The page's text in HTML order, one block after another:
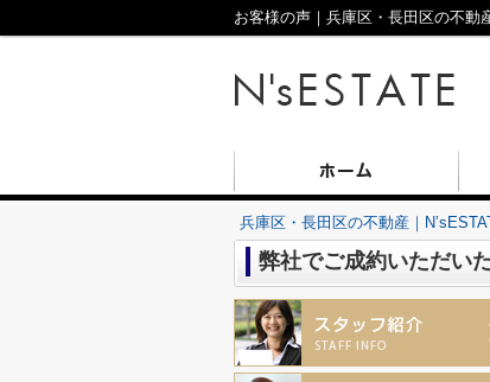
お客様の声｜兵庫区・長田区の不動
兵庫区・長田区の不動産｜
弊社でご成約いただい